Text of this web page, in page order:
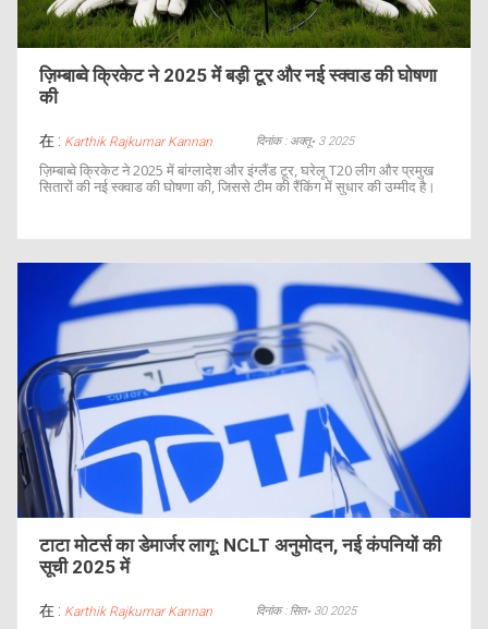
ज़िम्बाब्वे क्रिकेट ने 2025 में बड़ी टूर और नई स्क्वाड की घोषणा
की
在 : Karthik Rajkumar Kannan दिनांक : अक्तू॰ 3 2025
ज़िम्बाब्वे क्रिकेट ने 2025 में बांग्लादेश और इंग्लैंड टूर, घरेलू T20 लीग और प्रमुख
सितारों की नई स्क्वाड की घोषणा की, जिससे टीम की रैंकिंग में सुधार की उम्मीद है।
टाटा मोटर्स का डेमार्जर लागू: NCLT अनुमोदन, नई कंपनियों की
सूची 2025 में
在 : Karthik Rajkumar Kannan दिनांक : सित॰ 30 2025